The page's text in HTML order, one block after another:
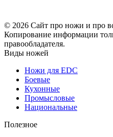
© 2026 Сайт про ножи и про
Копирование информации
правообладателя.
Виды ножей
Ножи для EDC
Боевые
Кухонные
Промысловые
Национальные
Полезное